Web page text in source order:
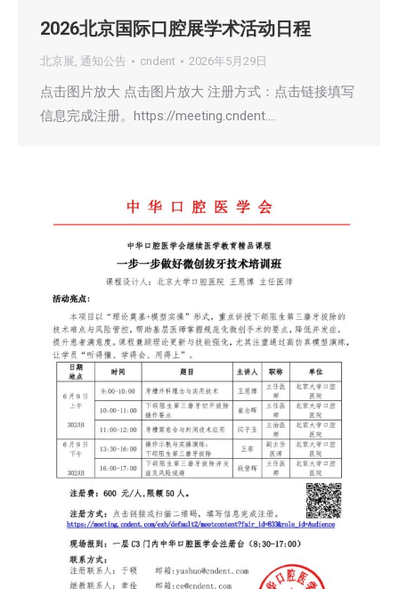
2026北京国际口腔展学术活动日程
北京展, 通知公告 cndent 2026年5月29日
点击图片放大 点击图片放大 注册方式：点击链接填写
信息完成注册。https://meeting.cndent.…